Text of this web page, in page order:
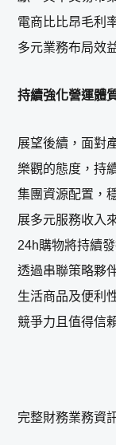
電商比比昂毛利
多元業務布局效
持續強化營運體
展望後續，面對
樂觀的態度，持
集團資源配置，
展多元服務收入
24h購物將持續
透過串聯策略夥
生活商品及便利
競爭力且值得信
完整財務業務資